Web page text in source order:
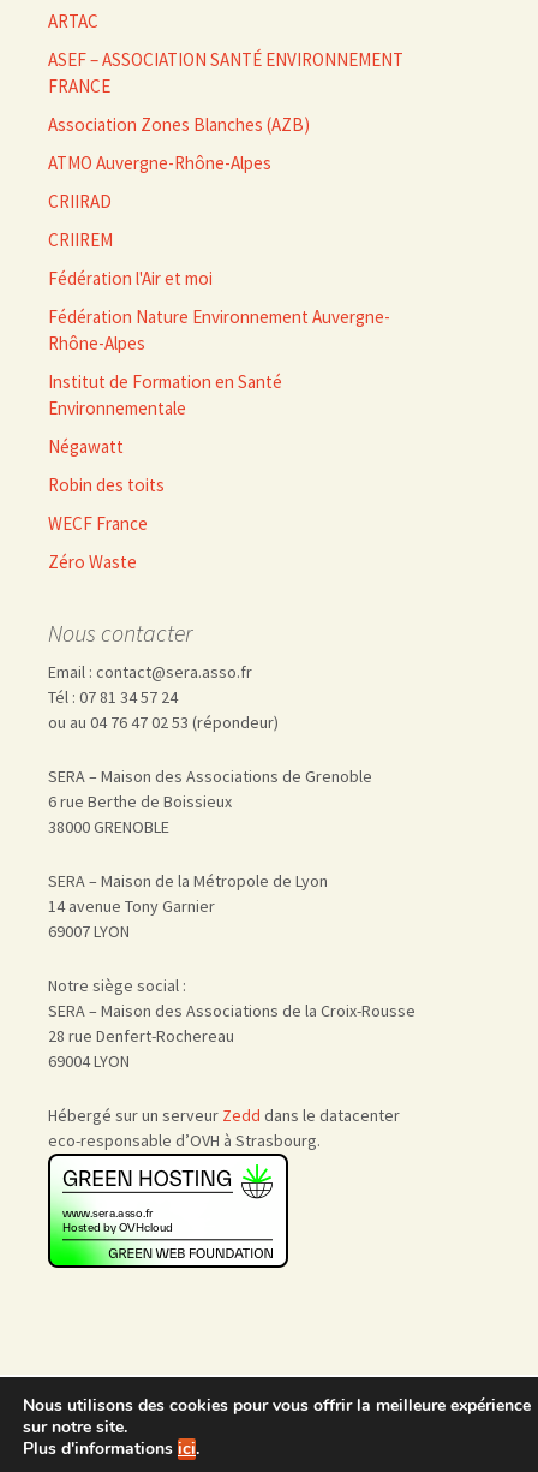
ARTAC
ASEF – ASSOCIATION SANTÉ ENVIRONNEMENT
FRANCE
Association Zones Blanches (AZB)
ATMO Auvergne-Rhône-Alpes
CRIIRAD
CRIIREM
Fédération l'Air et moi
Fédération Nature Environnement Auvergne-
Rhône-Alpes
Institut de Formation en Santé
Environnementale
Négawatt
Robin des toits
WECF France
Zéro Waste
Nous contacter
Email : contact@sera.asso.fr
Tél : 07 81 34 57 24
ou au 04 76 47 02 53 (répondeur)
SERA – Maison des Associations de Grenoble
6 rue Berthe de Boissieux
38000 GRENOBLE
SERA – Maison de la Métropole de Lyon
14 avenue Tony Garnier
69007 LYON
Notre siège social :
SERA – Maison des Associations de la Croix-Rousse
28 rue Denfert-Rochereau
69004 LYON
Hébergé sur un serveur Zedd dans le datacenter
eco-responsable d’OVH à Strasbourg.
Accueil | Nous rejoindre
Nous utilisons des cookies pour vous offrir la meilleure expérience
sur notre site.
Plus d'informations ici.